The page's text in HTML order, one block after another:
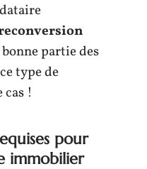
partie des
type de
!
pour
immobilier